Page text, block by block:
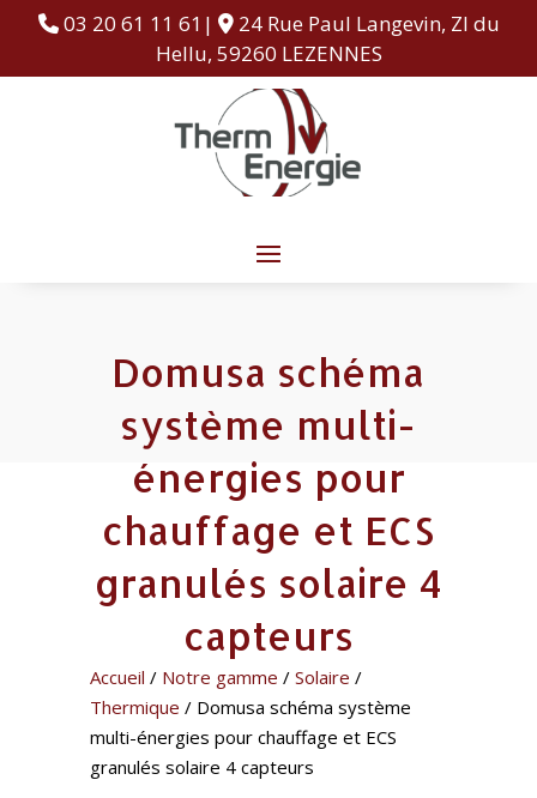
03 20 61 11 61|
24 Rue Paul Langevin, ZI du
Hellu, 59260 LEZENNES
Domusa schéma
système multi-
énergies pour
chauffage et ECS
granulés solaire 4
capteurs
Accueil / Notre gamme / Solaire /
Thermique / Domusa schéma système
multi-énergies pour chauffage et ECS
granulés solaire 4 capteurs